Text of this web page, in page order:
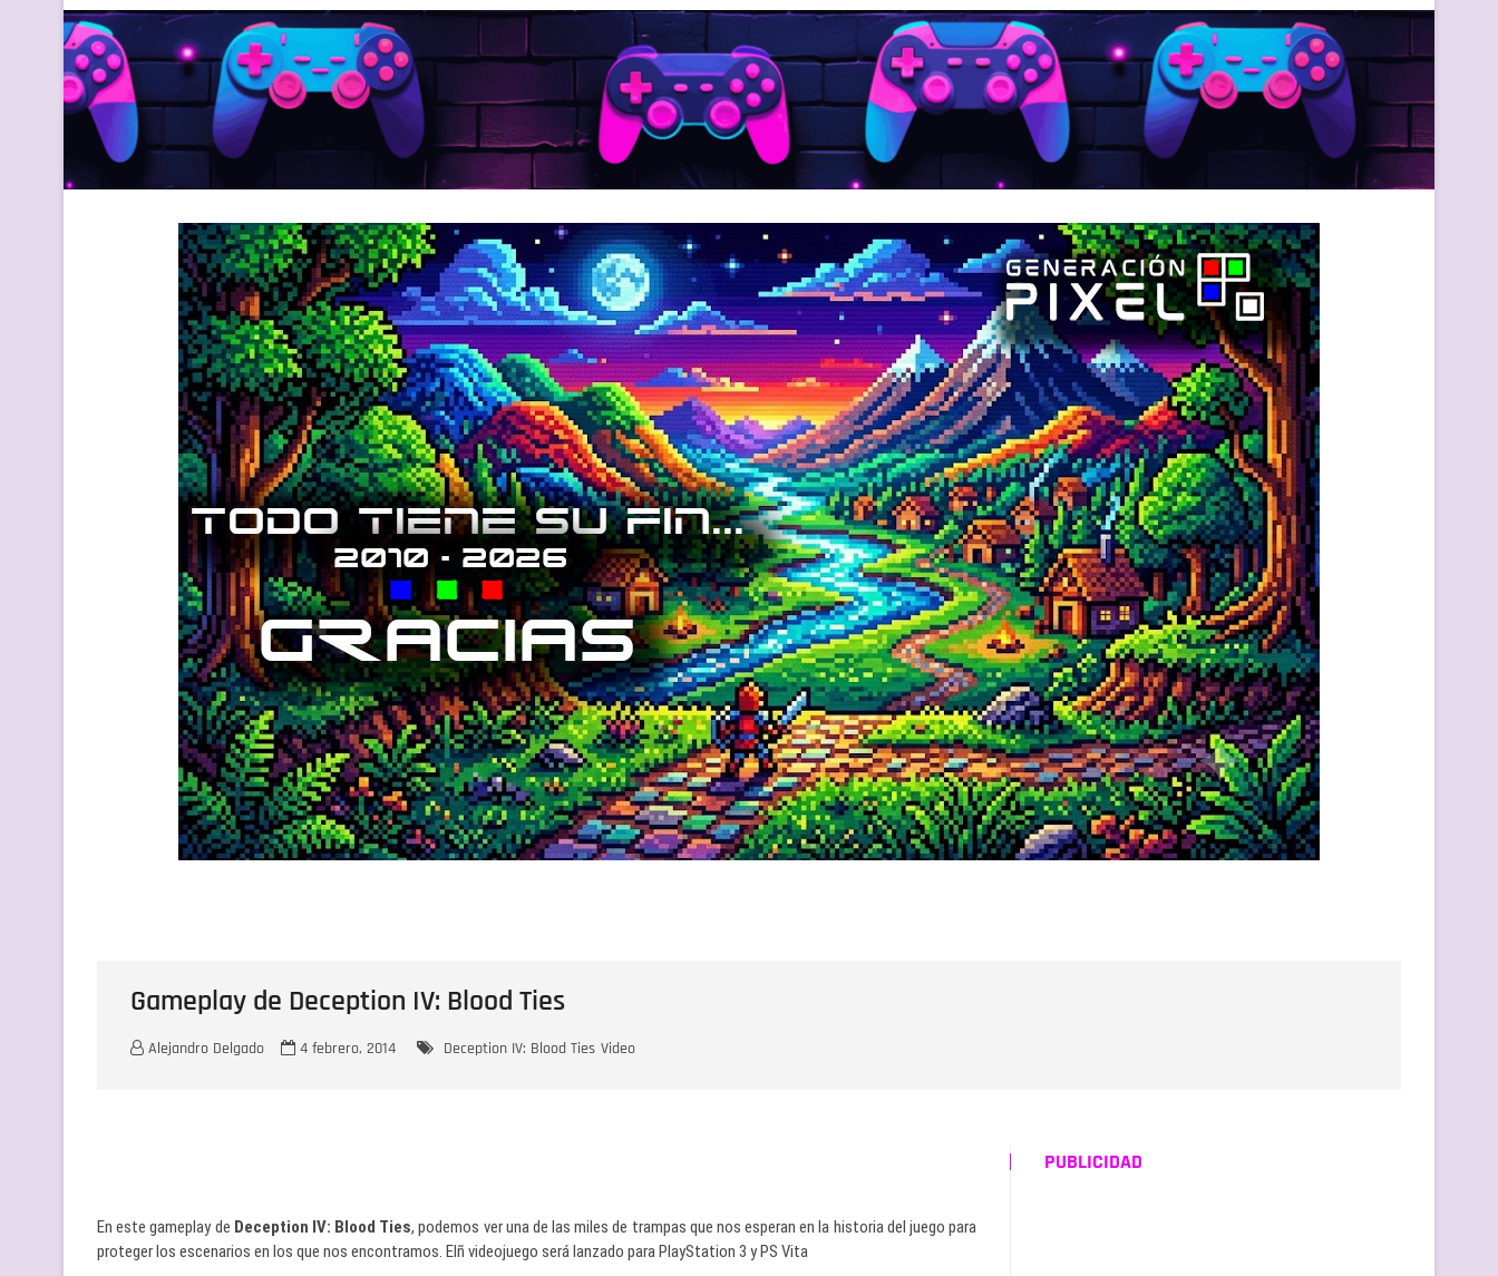
Gameplay de Deception IV: Blood Ties
Alejandro Delgado 4 febrero, 2014 Deception IV: Blood Ties Video
En este gameplay de Deception IV: Blood Ties, podemos ver una de las miles de trampas que nos esperan en la historia del juego para
proteger los escenarios en los que nos encontramos. Elñ videojuego será lanzado para PlayStation 3 y PS Vita
PUBLICIDAD